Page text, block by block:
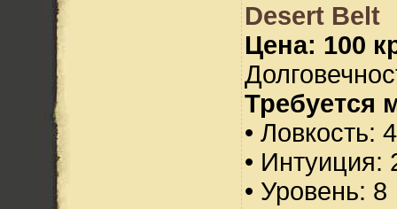
Desert Belt
Цена: 100
Требуется
• Ловкость:
• Интуиция:
• Уровень: 8